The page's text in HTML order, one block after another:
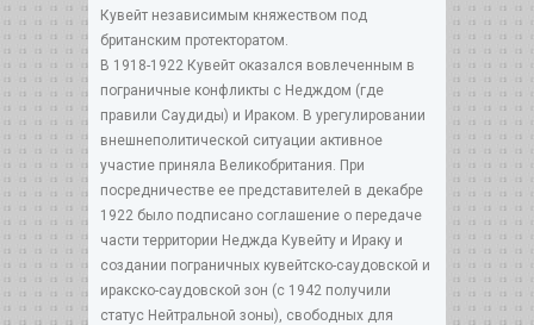
Кувейт независимым княжеством под
британским протекторатом.
В 1918-1922 Кувейт оказался вовлеченным в
пограничные конфликты с Недждом (где
правили Саудиды) и Ираком. В урегулировании
внешнеполитической ситуации активное
участие приняла Великобритания. При
посредничестве ее представителей в декабре
1922 было подписано соглашение о передаче
части территории Неджда Кувейту и Ираку и
создании пограничных кувейтско-саудовской и
иракско-саудовской зон (с 1942 получили
статус Нейтральной зоны), свободных для